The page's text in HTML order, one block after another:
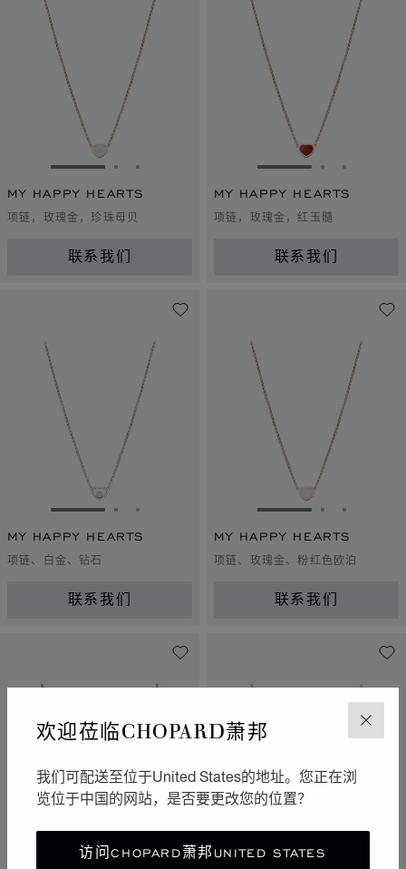
关闭
欢迎莅临CHOPARD萧邦
我们可配送至位于United States的地址。您正在浏
览位于中国的网站，是否要更改您的位置？
访问CHOPARD萧邦UNITED STATES
转到幻灯片 1转到幻灯片 2
转到幻灯片 3
MY HAPPY HEARTS
项链，玫瑰金，珍珠母贝
联系我们
转到幻灯片 1转到幻灯
转到幻
MY HAPPY HEARTS
项链，玫瑰金，红玉髓
联系我们
转到幻灯片 1转到幻灯片 2
转到幻灯片 3
MY HAPPY HEARTS
项链、白金、钻石
联系我们
转到幻灯片 1转到幻灯
转到幻
MY HAPPY HEARTS
项链、玫瑰金、粉红色欧泊
联系我们
转到幻灯片 1转到幻灯片 2
转到幻灯片 3 转到幻灯片 1转到幻灯